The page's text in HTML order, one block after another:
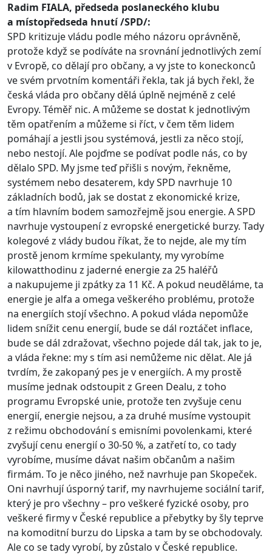
Radim FIALA, předseda poslaneckého klubu
a místopředseda hnutí /SPD/:
SPD kritizuje vládu podle mého názoru oprávněně,
protože když se podíváte na srovnání jednotlivých zemí
v Evropě, co dělají pro občany, a vy jste to koneckonců
ve svém prvotním komentáři řekla, tak já bych řekl, že
česká vláda pro občany dělá úplně nejméně z celé
Evropy. Téměř nic. A můžeme se dostat k jednotlivým
těm opatřením a můžeme si říct, v čem těm lidem
pomáhají a jestli jsou systémová, jestli za něco stojí,
nebo nestojí. Ale pojďme se podívat podle nás, co by
dělalo SPD. My jsme teď přišli s novým, řekněme,
systémem nebo desaterem, kdy SPD navrhuje 10
základních bodů, jak se dostat z ekonomické krize,
a tím hlavním bodem samozřejmě jsou energie. A SPD
navrhuje vystoupení z evropské energetické burzy. Tady
kolegové z vlády budou říkat, že to nejde, ale my tím
prostě jenom krmíme spekulanty, my vyrobíme
kilowatthodinu z jaderné energie za 25 haléřů
a nakupujeme ji zpátky za 11 Kč. A pokud neuděláme, ta
energie je alfa a omega veškerého problému, protože
na energiích stojí všechno. A pokud vláda nepomůže
lidem snížit cenu energií, bude se dál roztáčet inflace,
bude se dál zdražovat, všechno pojede dál tak, jak to je,
a vláda řekne: my s tím asi nemůžeme nic dělat. Ale já
tvrdím, že zakopaný pes je v energiích. A my prostě
musíme jednak odstoupit z Green Dealu, z toho
programu Evropské unie, protože ten zvyšuje cenu
energií, energie nejsou, a za druhé musíme vystoupit
z režimu obchodování s emisními povolenkami, které
zvyšují cenu energií o 30-50 %, a zatřetí to, co tady
vyrobíme, musíme dávat našim občanům a našim
firmám. To je něco jiného, než navrhuje pan Skopeček.
Oni navrhují úsporný tarif, my navrhujeme sociální tarif,
který je pro všechny – pro veškeré fyzické osoby, pro
veškeré firmy v České republice a přebytky by šly teprve
na komoditní burzu do Lipska a tam by se obchodovaly.
Ale co se tady vyrobí, by zůstalo v České republice.